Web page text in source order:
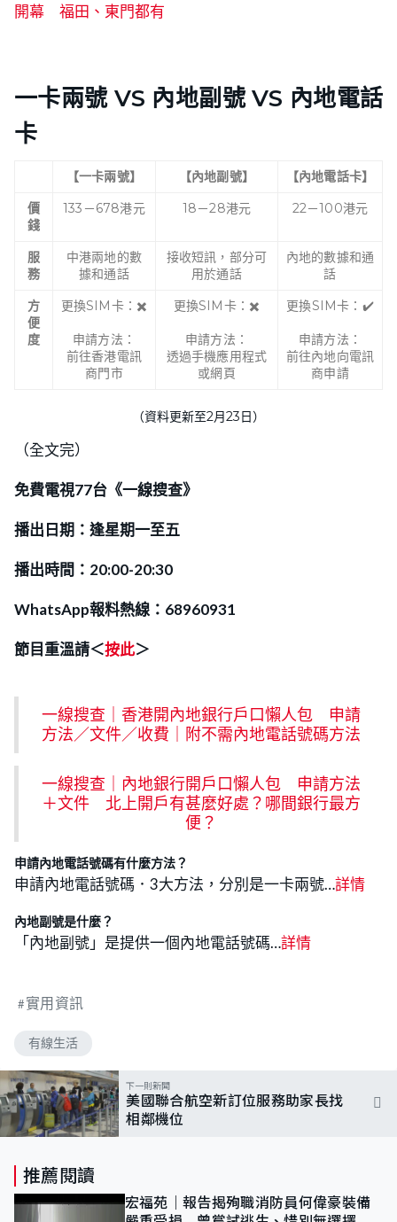
開幕 福田、東門都有
一卡兩號 VS 內地副號 VS 內地電話
卡
【一卡兩號】 【內地副號】
【內地電話卡】
價
錢
133－678港元 18－28港元 22－100港元
服
務
中港兩地的數
據和通話
接收短訊，部分可
用於通話
內地的數據和通
話
方
便
度
更換SIM卡：✖️
申請方法：
前往香港電訊
商門市
更換SIM卡：✖️
申請方法：
透過手機應用程式
或網頁
更換SIM卡：✔️
申請方法：
前往內地向電訊
商申請
（資料更新至2月23日）
（全文完）
免費電視77台《一線搜查》
播出日期：逢星期一至五
播出時間：20:00-20:30
WhatsApp報料熱線：68960931
節目重溫請＜按此＞
一線搜查｜香港開內地銀行戶口懶人包 申請
方法／文件／收費｜附不需內地電話號碼方法
一線搜查｜內地銀行開戶口懶人包 申請方法
＋文件 北上開戶有甚麼好處？哪間銀行最方
便？
申請內地電話號碼有什麼方法？
申請內地電話號碼．3大方法，分別是一卡兩號…詳情
內地副號是什麼？
「內地副號」是提供一個內地電話號碼…詳情
實用資訊
有線生活
下一則新聞
美國聯合航空新訂位服務助家長找
相鄰機位
推薦閱讀
宏福苑｜報告揭殉職消防員何偉豪裝備